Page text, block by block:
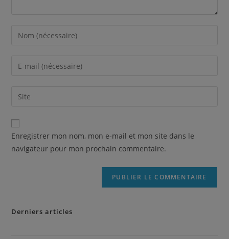
Enregistrer mon nom, mon e-mail et mon site dans le
navigateur pour mon prochain commentaire.
Derniers articles